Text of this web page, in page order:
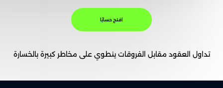
افتح حسابًا
تداول العقود مقابل الفروقات ينطوي على مخاطر كبيرة بالخسارة